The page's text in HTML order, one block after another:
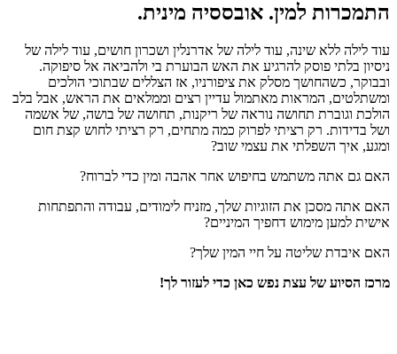
התמכרות למין. אובססיה מינית.
עוד לילה ללא שינה, עוד לילה של אדרנלין ושכרון חושים, עוד לילה של
ניסיון בלתי פוסק להרגיע את האש הבוערת בי ולהביאה אל סיפוקה.
ובבוקר, כשהחושך מסלק את ציפורניו, אז הצללים שבתוכי הולכים
ומשתלטים, המראות מאתמול עדיין רצים וממלאים את הראש, אבל בלב
הולכת וגוברת תחושה נוראה של ריקנות, תחושה של בושה, של אשמה
ושל בדידות. רק רציתי לפרוק כמה מתחים, רק רציתי לחוש קצת חום
ומגע, איך השפלתי את עצמי שוב?
האם גם אתה משתמש בחיפוש אחר אהבה ומין כדי לברוח?
האם אתה מסכן את הזוגיות שלך, מזניח לימודים, עבודה והתפתחות
אישית למען מימוש דחפיך המיניים?
האם איבדת שליטה על חיי המין שלך?
מרכז הסיוע של עצת נפש כאן כדי לעזור לך!